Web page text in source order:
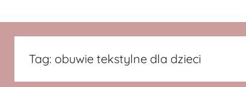
Tag: obuwie tekstylne dla dzieci